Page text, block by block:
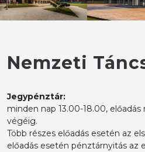
Nemzeti
Jegypénztár:
minden nap 13.00-18.00, előadás
végéig.
Több részes előadás esetén az
előadás esetén pénztárnyitás az